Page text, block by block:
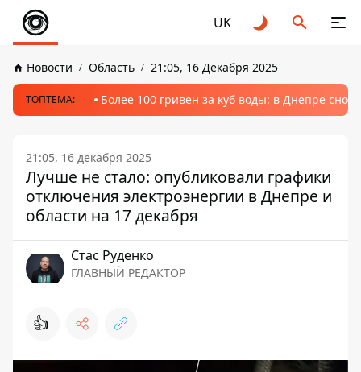
UK
Новости Область 21:05, 16 Декабря 2025
ТОПТЕМА: Более 100 гривен за куб воды: в Днепре
21:05, 16 декабря 2025
Лучше не стало: опубликовали графики
отключения электроэнергии в Днепре и
области на 17 декабря
Стаc Руденко
ГЛАВНЫЙ РЕДАКТОР
👍